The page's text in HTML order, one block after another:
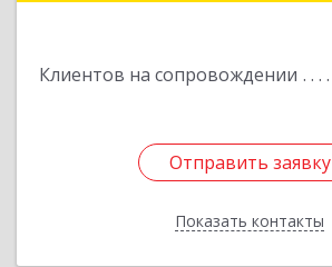
Клиентов на сопровождении
Отправить заявку
Показать контакты
Отправить заявку
Назад